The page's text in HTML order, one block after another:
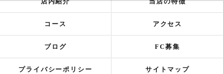
コース アクセス
ブログ FC募集
プライバシーポリシー サイトマップ